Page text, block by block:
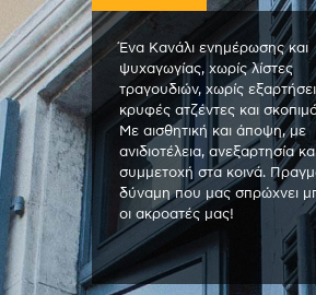
Ένα Κανάλι ενημέρωσης και
ψυχαγωγίας, χωρίς λίστες
τραγουδιών, χωρίς
κρυφές ατζέντες και
Με αισθητική και άποψη, με
ανιδιοτέλεια, ανεξαρτησία
συμμετοχή στα κοινά.
δύναμη που μας σπρώχνει
οι ακροατές μας!